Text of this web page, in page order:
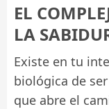
EL
LA
Existe en tu
biológica de
que abre el